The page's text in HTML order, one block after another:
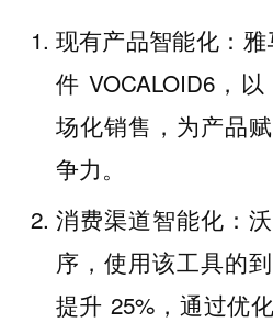
现有产品智能化：
件 VOCALOID6，
场化销售，为产品
争力。
消费渠道智能化：
序，使用该工具的
提升 25%，通过优